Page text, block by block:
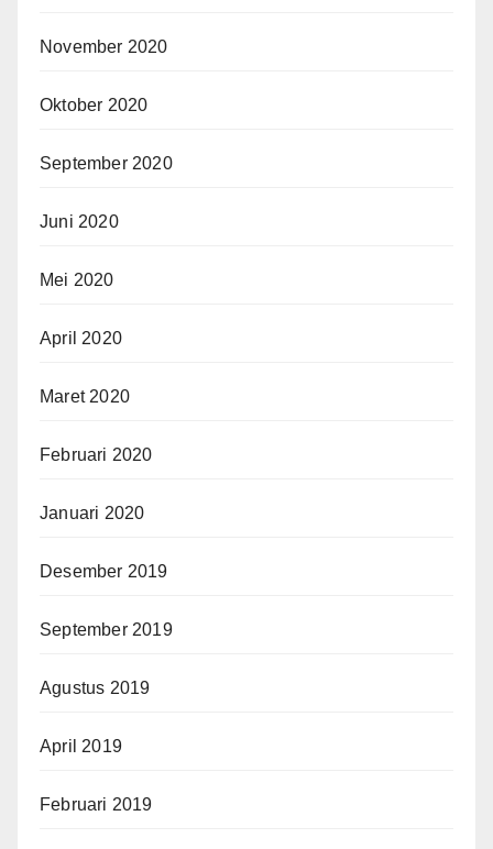
November 2020
Oktober 2020
September 2020
Juni 2020
Mei 2020
April 2020
Maret 2020
Februari 2020
Januari 2020
Desember 2019
September 2019
Agustus 2019
April 2019
Februari 2019